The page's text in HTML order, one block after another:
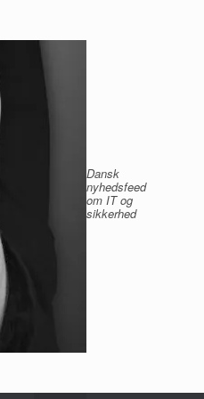
Dansk
nyhedsfeed
om IT og
sikkerhed